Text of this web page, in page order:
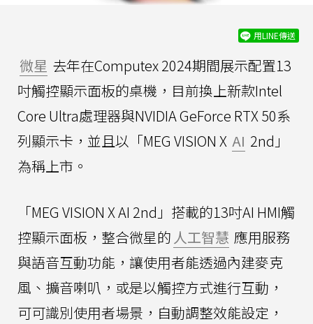
用LINE傳送
微星 去年在Computex 2024期間展示配置13
吋觸控顯示面板的桌機，目前換上新款Intel
Core Ultra處理器與NVIDIA GeForce RTX 50系
列顯示卡，並且以「MEG VISION X AI 2nd」
為稱上市。
「MEG VISION X AI 2nd」搭載的13吋AI HMI觸
控顯示面板，整合微星的 人工智慧 應用服務
與語音互動功能，讓使用者能透過內建麥克
風、擴音喇叭，或是以觸控方式進行互動，
可可識別使用者場景，自動調整效能設定，